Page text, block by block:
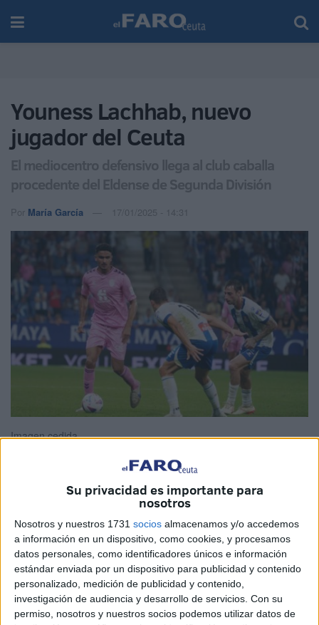
Su privacidad es importante para
nosotros
Nosotros y nuestros 1731 socios almacenamos y/o accedemos
a información en un dispositivo, como cookies, y procesamos
datos personales, como identificadores únicos e información
estándar enviada por un dispositivo para publicidad y contenido
personalizado, medición de publicidad y contenido,
investigación de audiencia y desarrollo de servicios. Con su
permiso, nosotros y nuestros socios podemos utilizar datos de
Youness Lachhab, nuevo
jugador del Ceuta
El mediocentro defensivo llega al club caballa
procedente del Eldense de Segunda División
Por María García 17/01/2025 - 14:31
Imagen cedida
La Agrupación Deportiva Ceutacontinúa aprovechando
el mercado de invierno para reforzar sus filas de cara a
esta segunda vuelta de competición. Asimismo, el club
caballa ha hecho oficial elfichajede Youness Lachhab,
procedente del Eldense de Segunda División.
El jugador viene a reforzar el centro del campo del